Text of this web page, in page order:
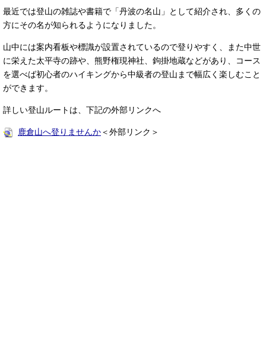
最近では登山の雑誌や書籍で「丹波の名山」として紹介され、多くの
方にその名が知られるようになりました。
山中には案内看板や標識が設置されているので登りやすく、また中世
に栄えた太平寺の跡や、熊野権現神社、鉤掛地蔵などがあり、コース
を選べば初心者のハイキングから中級者の登山まで幅広く楽しむこと
ができます。
詳しい登山ルートは、下記の外部リンクへ
鹿倉山へ登りませんか ＜外部リンク＞